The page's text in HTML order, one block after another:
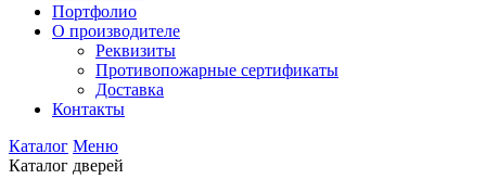
Портфолио
О производителе
Реквизиты
Противопожарные сертификаты
Доставка
Контакты
Каталог Меню
Каталог дверей